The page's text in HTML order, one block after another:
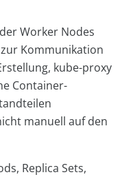
Worker Nodes
Kommunikation
kube-proxy
Container-
manuell auf den
Replica Sets,